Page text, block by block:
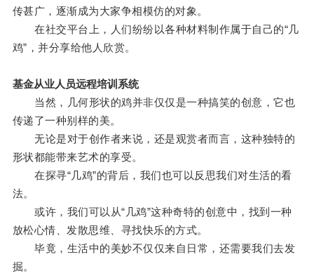
传甚广，逐渐成为大家争相模仿的对象。
在社交平台上，人们纷纷以各种材料制作属于自己的“几
鸡”，并分享给他人欣赏。
基金从业人员远程培训系统
当然，几何形状的鸡并非仅仅是一种搞笑的创意，它也
传递了一种别样的美。
无论是对于创作者来说，还是观赏者而言，这种独特的
形状都能带来艺术的享受。
在探寻“几鸡”的背后，我们也可以反思我们对生活的看
法。
或许，我们可以从“几鸡”这种奇特的创意中，找到一种
放松心情、发散思维、寻找快乐的方式。
毕竟，生活中的美妙不仅仅来自日常，还需要我们去发
掘。